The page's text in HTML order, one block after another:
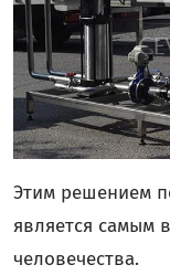
Этим решением
является самым
человечества.